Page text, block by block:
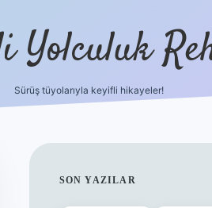
Yolculuk
Sürüş tüyolarıyla keyifli hikayeler!
SIDEBAR
SON YAZILAR